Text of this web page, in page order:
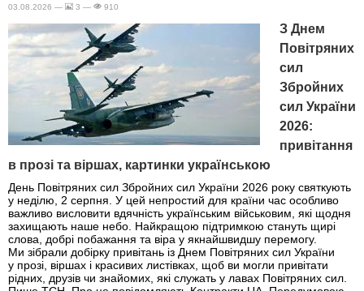
03.08.2026 — 3 — 910
З Днем
Повітряних
сил
Збройних
сил України
2026:
привітання
в прозі та віршах, картинки українською
День Повітряних сил Збройних сил України 2026 року святкують
у неділю, 2 серпня. У цей непростий для країни час особливо
важливо висловити вдячність українським військовим, які щодня
захищають наше небо. Найкращою підтримкою стануть щирі
слова, добрі побажання та віра у якнайшвидшу перемогу.
Ми зібрали добірку привітань із Днем Повітряних сил України
у прозі, віршах і красивих листівках, щоб ви могли привітати
рідних, друзів чи знайомих, які служать у лавах Повітряних сил.